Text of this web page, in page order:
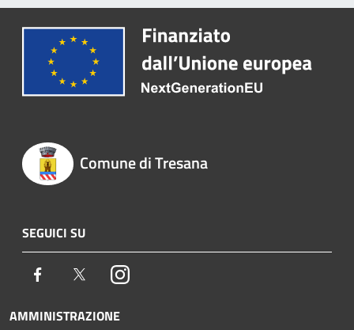
Comune di Tresana
SEGUICI SU
Facebook TwitterInstagram
AMMINISTRAZIONE